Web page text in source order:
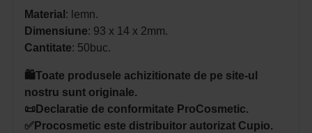
Material : lemn.
Dimensiune: 93 x 14 x 2mm.
Cantitate: 50buc.
🛍️Toate produsele achizitionate de pe site-ul
nostru sunt originale.
📜Declaratie de conformitate ProCosmetic.
✅Procosmetic este distribuitor autorizat Cupio.